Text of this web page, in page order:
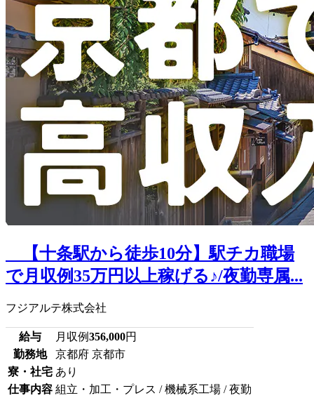
【十条駅から徒歩10分】駅チカ職場
で月収例35万円以上稼げる♪/夜勤専属...
フジアルテ株式会社
給与 月収例356,000円
勤務地
京都府 京都市
寮・社宅 あり
仕事内容 組立・加工・プレス / 機械系工場 / 夜勤